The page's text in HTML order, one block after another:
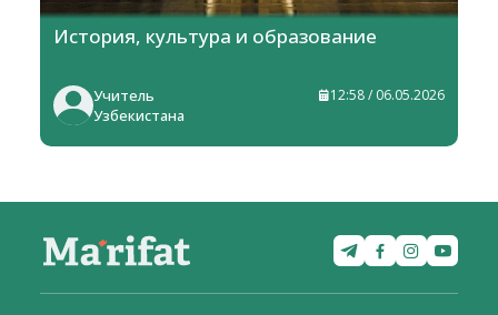
История, культура и образование
Учитель
Узбекистана
12:58 / 06.05.2026